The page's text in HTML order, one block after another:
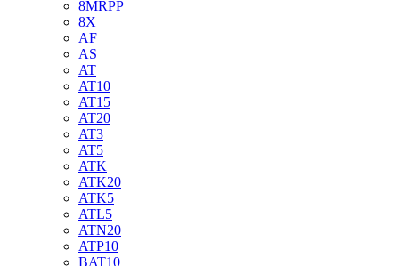
8MRPP
8X
AF
AS
AT
AT10
AT15
AT20
AT3
AT5
ATK
ATK20
ATK5
ATL5
ATN20
ATP10
BAT10